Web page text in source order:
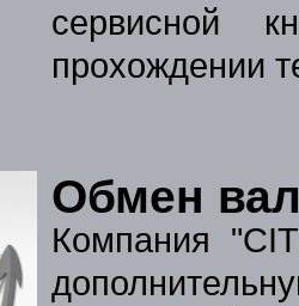
сервисной
прохождении
Обмен
Компания